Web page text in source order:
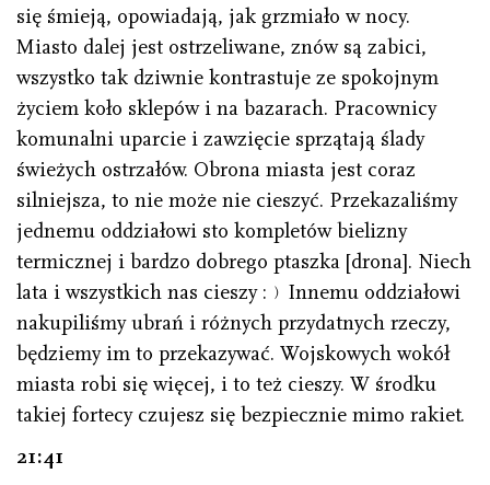
się śmieją, opowiadają, jak grzmiało w nocy.
Miasto dalej jest ostrzeliwane, znów są zabici,
wszystko tak dziwnie kontrastuje ze spokojnym
życiem koło sklepów i na bazarach. Pracownicy
komunalni uparcie i zawzięcie sprzątają ślady
świeżych ostrzałów. Obrona miasta jest coraz
silniejsza, to nie może nie cieszyć. Przekazaliśmy
jednemu oddziałowi sto kompletów bielizny
termicznej i bardzo dobrego ptaszka [drona]. Niech
lata i wszystkich nas cieszy :﹚Innemu oddziałowi
nakupiliśmy ubrań i różnych przydatnych rzeczy,
będziemy im to przekazywać. Wojskowych wokół
miasta robi się więcej, i to też cieszy. W środku
takiej fortecy czujesz się bezpiecznie mimo rakiet.
21 : 41